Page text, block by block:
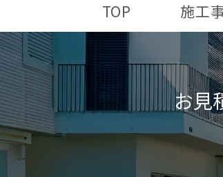
TOP 施工
お見